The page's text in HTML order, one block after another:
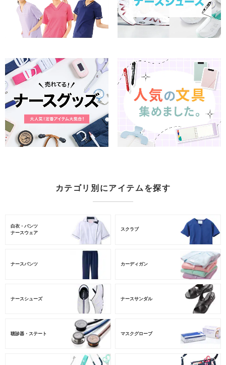
カテゴリ別にアイテムを探す
白衣・パンツ
ナースウェア
スクラブ
ナースパンツ カーディガン
ナースシューズ ナースサンダル
聴診器・ステート マスクグローブ